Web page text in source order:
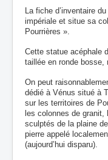
La fiche d’inventaire
impériale et situe sa
Pourrières ».
Cette statue acéphale
taillée en ronde bosse,
On peut
dédié à Vénus situé à
sur les territoires de
les colonnes de
sculptés de la plaine
pierre appelé
(aujourd’hui disparu).